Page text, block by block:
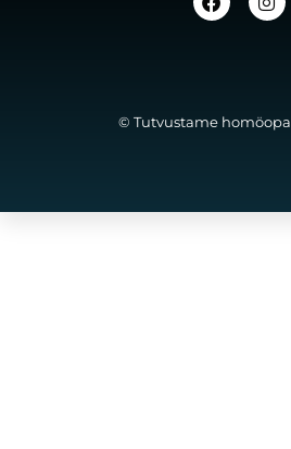
© Tutvustame